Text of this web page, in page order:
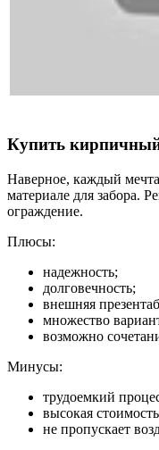
Купить
Наверное, каждый
материале для забора.
ограждение.
Плюсы:
надежность;
долговечность;
внешняя
множество
возможно
Минусы:
трудоемкий
высокая
не пропускает